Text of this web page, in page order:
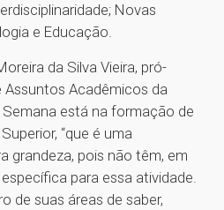
Novas
e Educação.
da Silva Vieira, pró-
Assuntos Acadêmicos da
está na formação de
“que é uma
grandeza, pois não têm, em
para essa atividade.
de suas áreas de saber,